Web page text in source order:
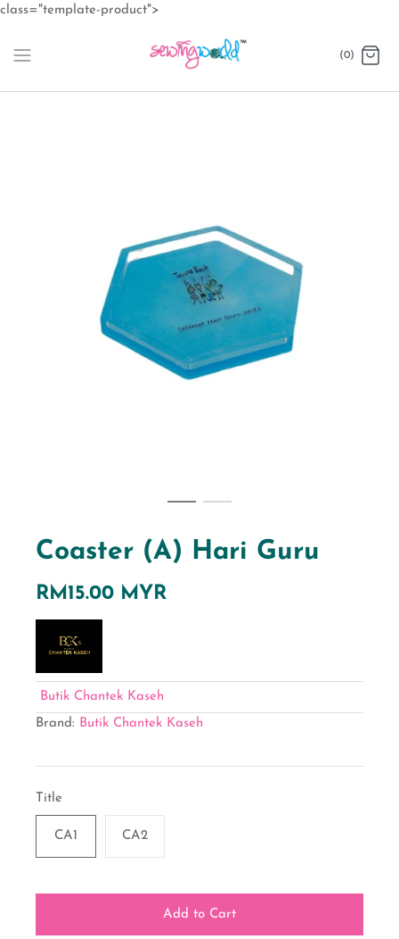
class="template-product">
content
(0)
Coaster (A) Hari Guru
RM15.00 MYR
Butik Chantek Kaseh
Brand: Butik Chantek Kaseh
Title
CA1 CA2